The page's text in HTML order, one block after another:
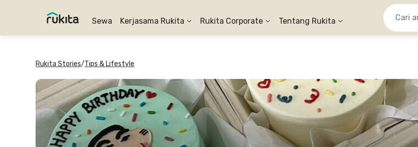
Sewa Kerjasama Rukita Rukita Corporate Tentang Rukita
Rukita Stories/Tips & Lifestyle